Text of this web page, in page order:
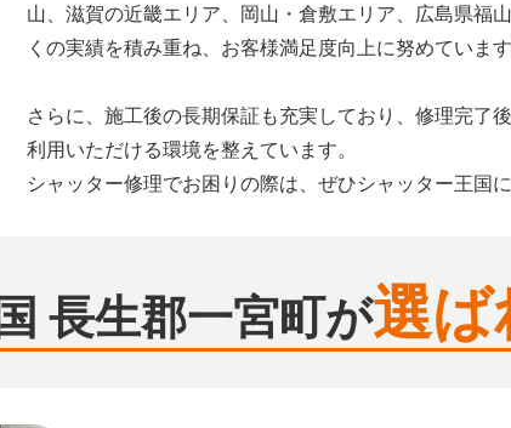
山、滋賀の近畿エリア、岡山・倉敷エリア、広島県福
くの実績を積み重ね、お客様満足度向上に努めています
さらに、施工後の長期保証も充実しており、修理完了
利用いただける環境を整えています。
シャッター修理でお困りの際は、ぜひシャッター王国
長生郡一宮町が選ば